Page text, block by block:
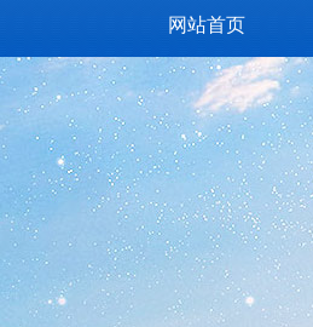
网站首页